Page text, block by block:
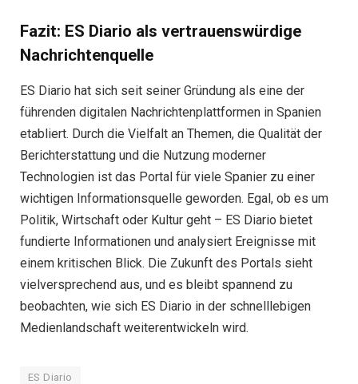
Fazit: ES Diario als vertrauenswürdige
Nachrichtenquelle
ES Diario hat sich seit seiner Gründung als eine der
führenden digitalen Nachrichtenplattformen in Spanien
etabliert. Durch die Vielfalt an Themen, die Qualität der
Berichterstattung und die Nutzung moderner
Technologien ist das Portal für viele Spanier zu einer
wichtigen Informationsquelle geworden. Egal, ob es um
Politik, Wirtschaft oder Kultur geht – ES Diario bietet
fundierte Informationen und analysiert Ereignisse mit
einem kritischen Blick. Die Zukunft des Portals sieht
vielversprechend aus, und es bleibt spannend zu
beobachten, wie sich ES Diario in der schnelllebigen
Medienlandschaft weiterentwickeln wird.
ES Diario